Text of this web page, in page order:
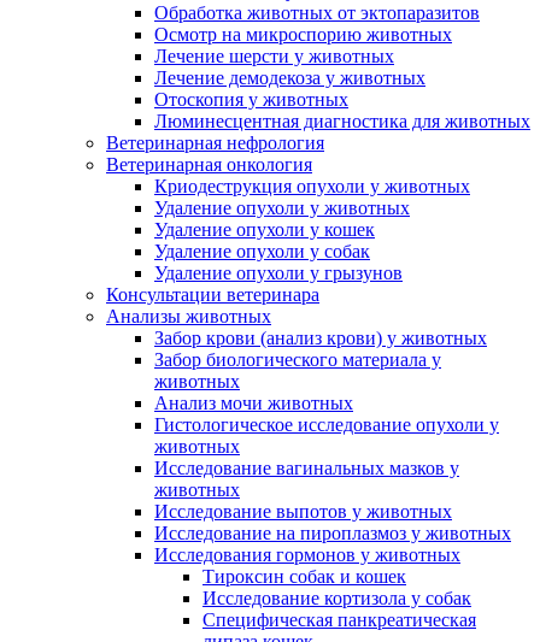
Обработка животных от эктопаразитов
Осмотр на микроспорию животных
Лечение шерсти у животных
Лечение демодекоза у животных
Отоскопия у животных
Люминесцентная диагностика для животных
Ветеринарная нефрология
Ветеринарная онкология
Криодеструкция опухоли у животных
Удаление опухоли у животных
Удаление опухоли у кошек
Удаление опухоли у собак
Удаление опухоли у грызунов
Консультации ветеринара
Анализы животных
Забор крови (анализ крови) у животных
Забор биологического материала у
животных
Анализ мочи животных
Гистологическое исследование опухоли у
животных
Исследование вагинальных мазков у
животных
Исследование выпотов у животных
Исследование на пироплазмоз у животных
Исследования гормонов у животных
Тироксин собак и кошек
Исследование кортизола у собак
Специфическая панкреатическая